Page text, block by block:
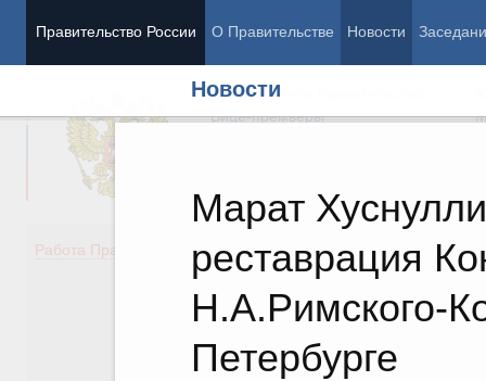
Правительство России О Правительстве Новости
Новости
Марат
реставрация
Н.А.Римского-
Петербурге
Председатель Правительства
Вице-премьеры
Работа Правительства
Демография
Здоровье
Образование
Культура
Общество
Государство